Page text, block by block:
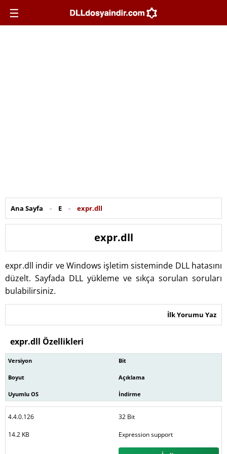
☰
Ana Sayfa - E - expr.dll
expr.dll
expr.dll indir ve Windows işletim sisteminde DLL hatasını
düzelt. Sayfada DLL yükleme ve sıkça sorulan soruları
bulabilirsiniz.
İlk Yorumu Yaz
expr.dll Özellikleri
Versiyon Bit
Boyut Açıklama
Uyumlu OS İndirme
4.4.0.126 32 Bit
14.2 KB Expression support